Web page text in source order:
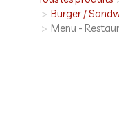
Burger /
Menu -